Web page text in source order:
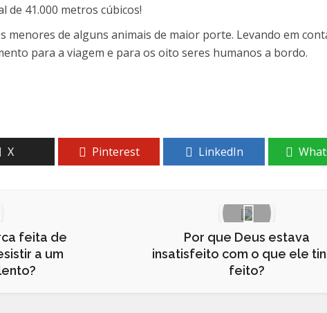
de 41.000 metros cúbicos!
de alguns animais de maior porte. Levando em
para a viagem e para os oito seres humanos a bordo.
X Pinterest LinkedIn
feita de
a um
Por que Deus estava
insatisfeito com o que ele
feito?